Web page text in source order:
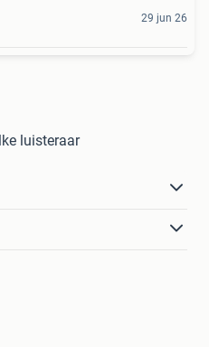
29 jun 26
luisteraar